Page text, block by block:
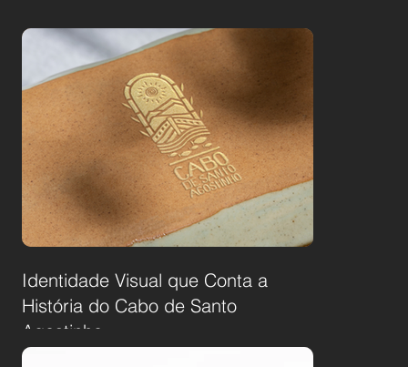
Identidade Visual que Conta a
História do Cabo de Santo
Agostinho